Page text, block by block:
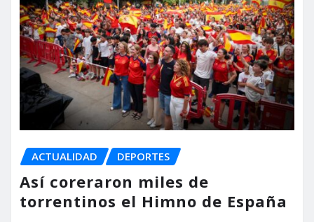
ACTUALIDAD DEPORTES
Así coreraron miles de
torrentinos el Himno de España